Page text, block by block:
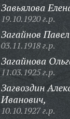
Завьялова
19.10.1920 г.р.
Загайнов
03.11.1918 г.р.
Загайнова
11.03.1925 г.р.
Загвоздин
Иванович,
10.10.1927 г.р.